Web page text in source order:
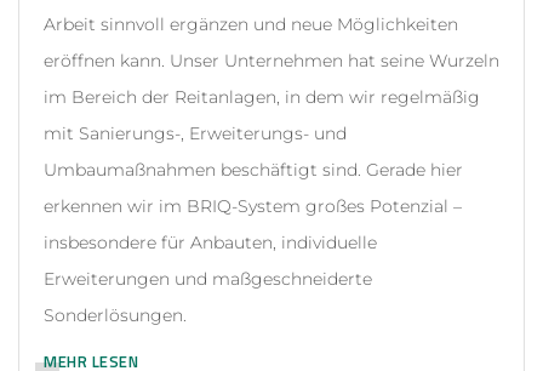
Arbeit sinnvoll ergänzen und neue Möglichkeiten
eröffnen kann. Unser Unternehmen hat seine Wurzeln
im Bereich der Reitanlagen, in dem wir regelmäßig
mit Sanierungs-, Erweiterungs- und
Umbaumaßnahmen beschäftigt sind. Gerade hier
erkennen wir im BRIQ-System großes Potenzial –
insbesondere für Anbauten, individuelle
Erweiterungen und maßgeschneiderte
Sonderlösungen.
MEHR LESEN